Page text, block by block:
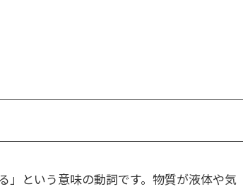
」という意味の動詞です。物質が液体や気